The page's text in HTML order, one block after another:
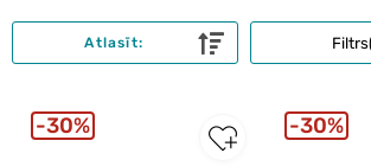
Filtrs
Atlasīt:
30% 30%